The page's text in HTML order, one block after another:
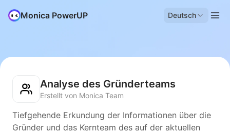
Monica PowerUP Deutsch
Analyse des Gründerteams
Erstellt von Monica Team
Tiefgehende Erkundung der Informationen über die
Gründer und das Kernteam des auf der aktuellen